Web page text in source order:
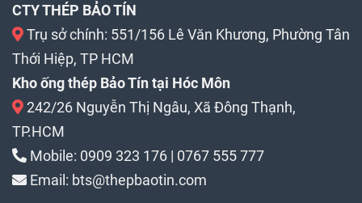
CTY THÉP BẢO TÍN
Trụ sở chính: 551/156 Lê Văn Khương, Phường Tân
Thới Hiệp, TP HCM
Kho ống thép Bảo Tín tại Hóc Môn
242/26 Nguyễn Thị Ngâu, Xã Đông Thạnh,
TP.HCM
Mobile: 0909 323 176 | 0767 555 777
Email: bts@thepbaotin.com